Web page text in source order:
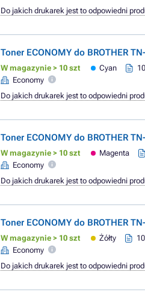
Do jakich drukarek jest to odpowiedni
Toner ECONOMY do BROTHER
W magazynie > 10 szt Cyan
Economy
Do jakich drukarek jest to odpowiedni
Toner ECONOMY do BROTHER
W magazynie > 10 szt Magenta
Economy
Do jakich drukarek jest to odpowiedni
Toner ECONOMY do BROTHER
W magazynie > 10 szt Żółty
Economy
Do jakich drukarek jest to odpowiedni